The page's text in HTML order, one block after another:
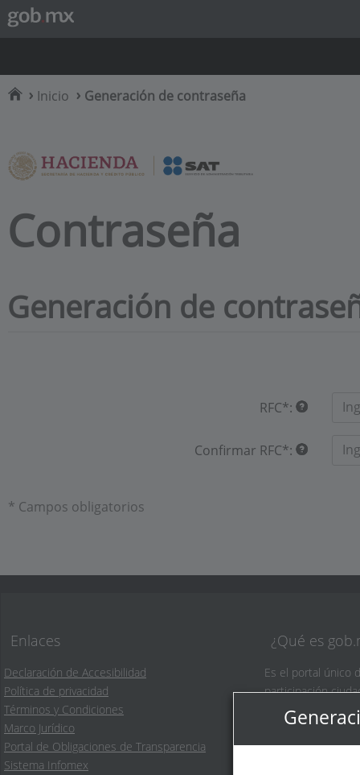
Inicio Generación de contraseña
Contraseña
Generación de
RFC*:
Confirmar RFC*:
* Campos obligatorios
Enlaces
Declaración de Accesibilidad
Política de privacidad
Términos y Condiciones
Marco Jurídico
Portal de Obligaciones de Transparencia
Sistema Infomex
¿Qué es
Es el portal único
participación
English
Temas